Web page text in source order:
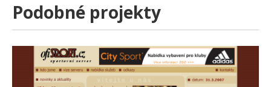
Podobné projekty